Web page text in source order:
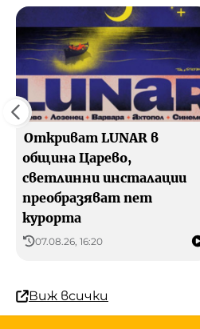
Откриват LUNAR в
община Царево,
светлинни инсталации
преобразяват пет
курорта
07.08.26, 16:20
Виж всички